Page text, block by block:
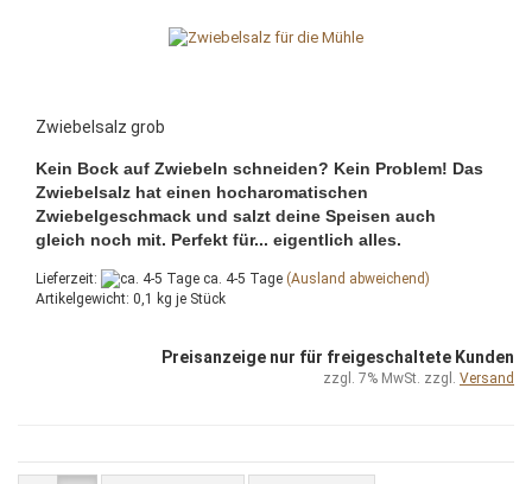
Zwiebelsalz grob
Kein Bock auf Zwiebeln schneiden? Kein Problem! Das
Zwiebelsalz hat einen hocharomatischen
Zwiebelgeschmack und salzt deine Speisen auch
gleich noch mit. Perfekt für... eigentlich alles.
Lieferzeit: ca. 4-5 Tage (Ausland abweichend)
Artikelgewicht: 0,1 kg je Stück
Preisanzeige nur für freigeschaltete Kunden
zzgl. 7% MwSt. zzgl. Versand